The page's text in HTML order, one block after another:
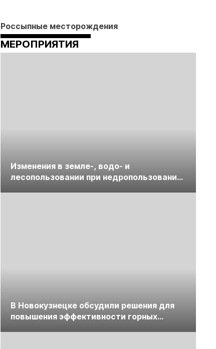
Россыпные месторождения
МЕРОПРИЯТИЯ
Изменения в земле-, водо- и
лесопользовании при недропользовании
В Новокузнецке обсудили решения для
повышения эффективности горных